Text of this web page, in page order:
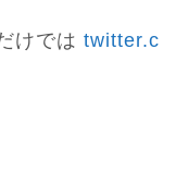
けでは twitter.c